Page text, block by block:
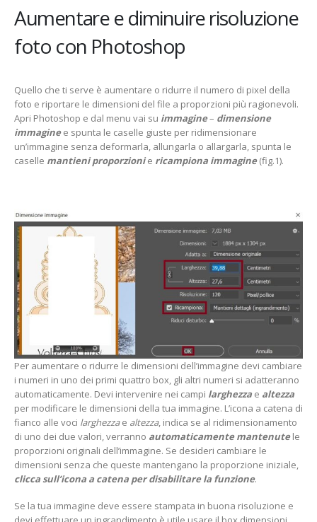
Aumentare e diminuire risoluzione
foto con Photoshop
Quello che ti serve è aumentare o ridurre il numero di pixel della
foto e riportare le dimensioni del file a proporzioni più ragionevoli.
Apri Photoshop e dal menu vai su immagine– dimensione
immaginee spunta le caselle giuste per ridimensionare
un’immagine senza deformarla, allungarla o allargarla, spunta le
caselle mantieni proporzionie ricampiona immagine(fig.1).
Per aumentare o ridurre le dimensioni dell’immagine devi cambiare
i numeri in uno dei primi quattro box, gli altri numeri si adatteranno
automaticamente. Devi intervenire nei campi larghezza e altezza
per modificare le dimensioni della tua immagine. L’icona a catena di
fianco alle voci larghezzae altezza, indica se al ridimensionamento
di uno dei due valori, verranno automaticamente mantenutele
proporzioni originali dell’immagine. Se desideri cambiare le
dimensioni senza che queste mantengano la proporzione iniziale,
clicca sull’icona a catena per disabilitare la funzione.
Se la tua immagine deve essere stampata in buona risoluzione e